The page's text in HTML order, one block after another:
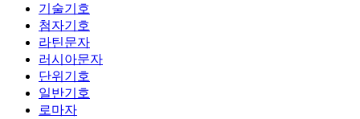
기술기호
첨자기호
라틴문자
러시아문자
단위기호
일반기호
로마자